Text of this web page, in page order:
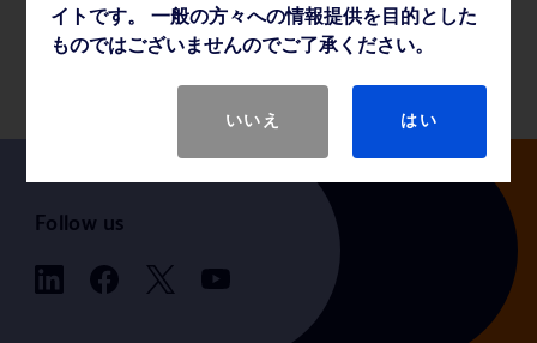
製品基本仕様
Follow us
イトです。 一般の方々への情報提供を目的とした
ものではございませんのでご了承ください。
いいえ はい